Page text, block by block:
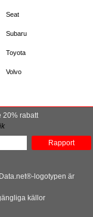
Seat
Subaru
Toyota
Volvo
20% rabatt
Rapport
logotypen är
källor